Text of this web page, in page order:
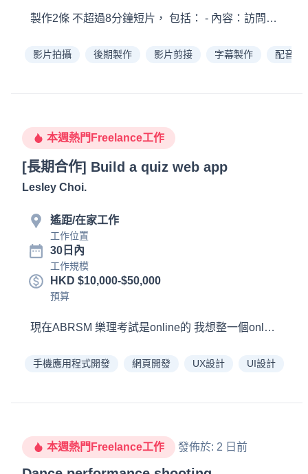
影片拍攝 後期製作 影片剪接 字幕製作 配音
本週熱門Freelance工作
[長期合作] Build a quiz web app
Lesley Choi.
遙距/在家工作
工作位置
30日內
工作規模
HKD $10,000-$50,000
預算
手機應用程式開發 網頁開發 UX設計 UI設計
本週熱門Freelance工作 發佈於: 2 日前